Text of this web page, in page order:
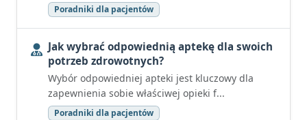
Poradniki dla pacjentów
Jak wybrać odpowiednią aptekę dla swoich
potrzeb zdrowotnych?
Wybór odpowiedniej apteki jest kluczowy dla
zapewnienia sobie właściwej opieki f...
Poradniki dla pacjentów